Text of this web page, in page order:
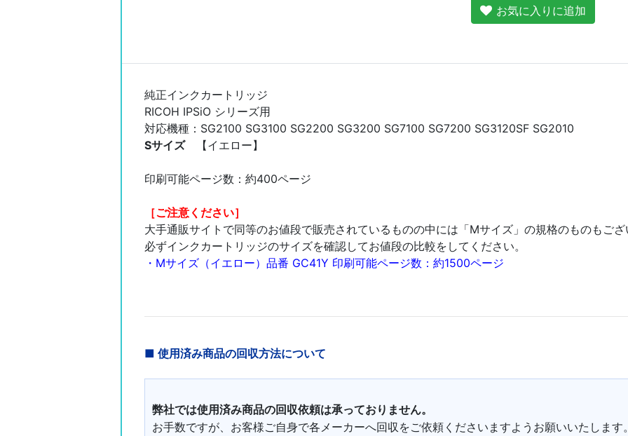
お気に入りに追加
純正インクカートリッジ
RICOH IPSiO シリーズ用
対応機種：SG2100 SG3100 SG2200 SG3200 SG7100 SG7200 SG3120SF SG2010
Sサイズ
【イエロー】
印刷可能ページ数：約400ページ
［ご注意ください］
大手通販サイトで同等のお値段で販売されているものの中には「Mサイズ」の規格のものもご
必ずインクカートリッジのサイズを確認してお値段の比較をしてください。
・Mサイズ（イエロー）品番 GC41Y 印刷可能ページ数：約1500ページ
■ 使用済み商品の回収方法について
弊社では使用済み商品の回収依頼は承っておりません。
お手数ですが、お客様ご自身で各メーカーへ回収をご依頼くださいますようお願いいたします